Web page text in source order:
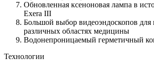
Обновленная ксеноновая лампа в
Exera III
Большой выбор видеоэндоскопов для
различных областях медицины
Водонепроницаемый герметичный
Технологии